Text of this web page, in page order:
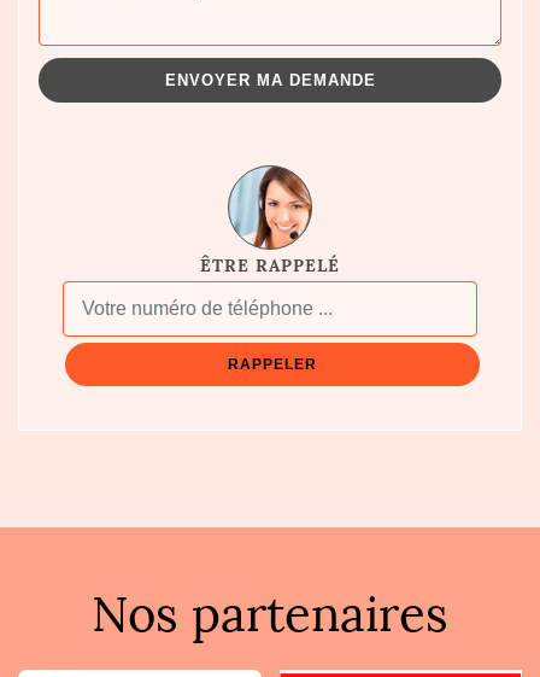
ÊTRE RAPPELÉ
Nos partenaires